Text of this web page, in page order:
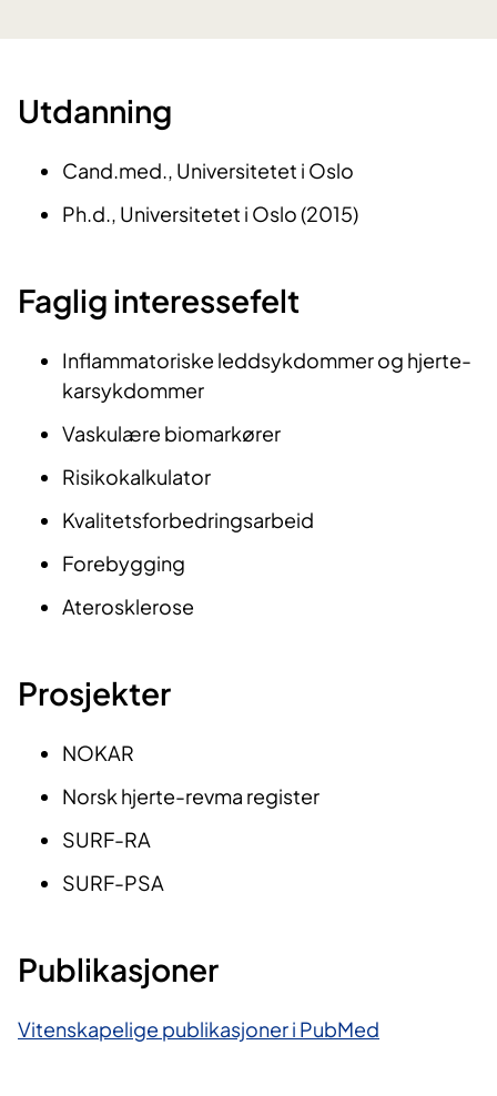
Utdanning​​​
Cand.med., Universitetet i Oslo
Ph.d., Universitetet i Oslo (2015)
Faglig interessefelt​
Inflammatoriske leddsykdommer og hjerte-
karsykdommer
Vaskulære biomarkører
Risikokalkulator
Kvalitetsforbedringsarbeid
Forebygging
Aterosklerose
Prosjekter
​NOKAR
Norsk hjerte-revma register
SURF-RA
SURF-PSA
Publikasjoner
Vitenskapelige publikasjoner i PubMed